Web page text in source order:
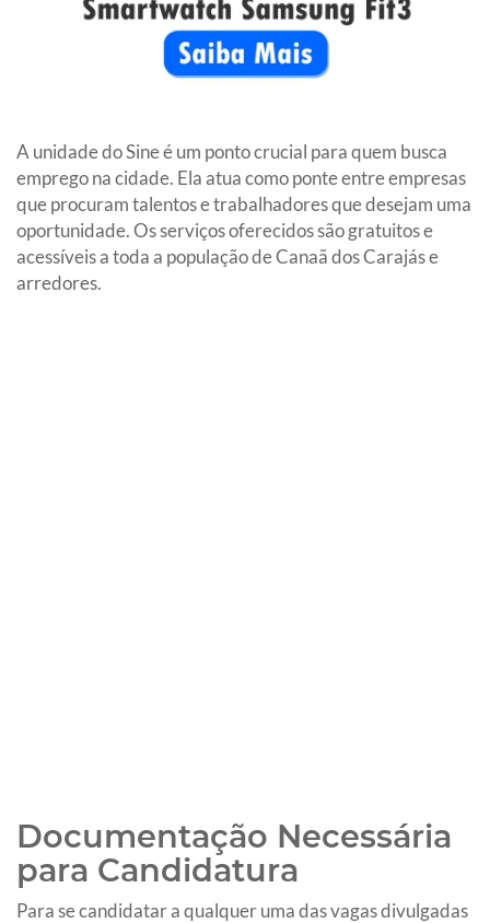
A unidade do Sine é um ponto crucial para quem busca
emprego na cidade. Ela atua como ponte entre empresas
que procuram talentos e trabalhadores que desejam uma
oportunidade. Os serviços oferecidos são gratuitos e
acessíveis a toda a população de Canaã dos Carajás e
arredores.
Documentação Necessária
para Candidatura
Para se candidatar a qualquer uma das vagas divulgadas